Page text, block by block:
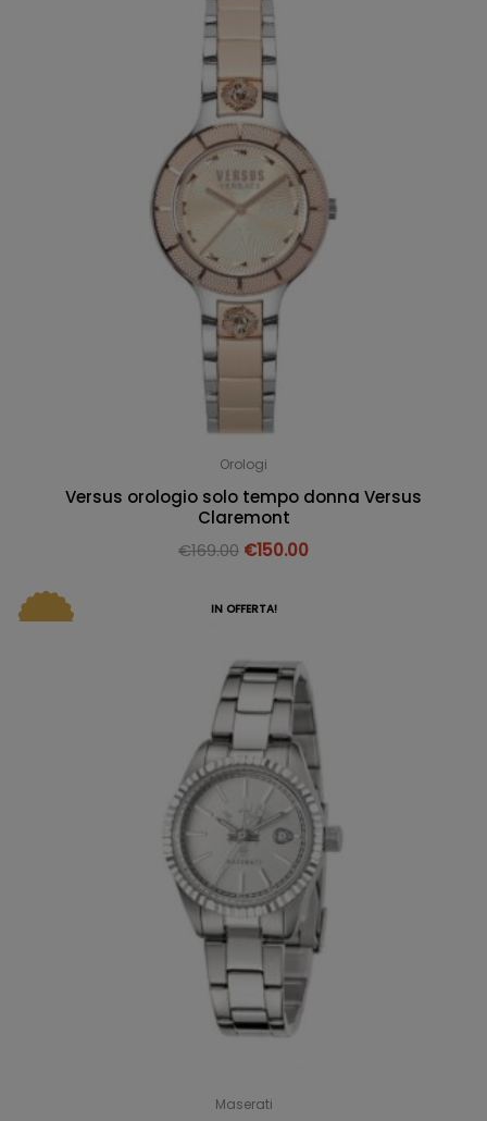
Orologi
Versus orologio solo tempo donna Versus
Claremont
€169.00 €150.00
IN OFFERTA!
Maserati